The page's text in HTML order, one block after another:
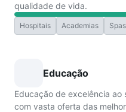
qualidade de vida.
Hospitais Academias Spas
Educação
Educação de excelência ao
com vasta oferta das